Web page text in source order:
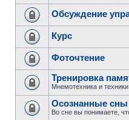
Обсуждение
Курс
Фоточтение
Тренировка
Мнемотехника и
Осознанные сны
Во сне вы понимаете,